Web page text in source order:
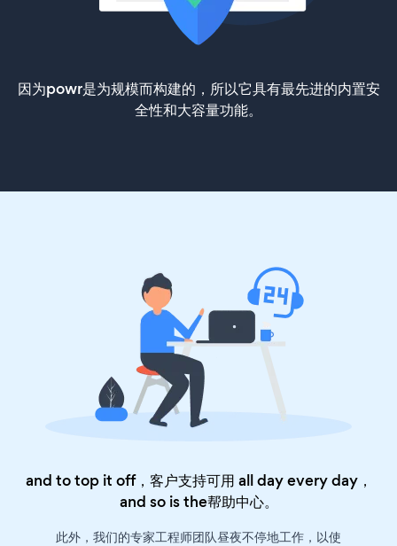
因为powr是为规模而构建的，所以它具有最先进的内置安
全性和大容量功能。
and to top it off，客户支持可用 all day every day，
and so is the帮助中心。
此外，我们的专家工程师团队昼夜不停地工作，以使